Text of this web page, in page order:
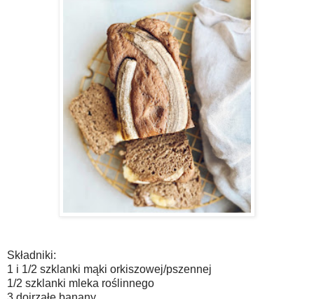
Składniki: ⠀
1 i 1/2 szklanki mąki orkiszowej/pszennej ⠀
1/2 szklanki mleka roślinnego ⠀